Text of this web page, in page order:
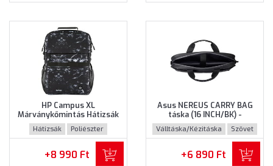
HP Campus XL
Márványkőmintás Hátizsák
(7K0E2AA) - Maximum 16.1"
méretű notebookokhoz,
Márványkőmintás színben
Hátizsák Poliészter
+8 990 Ft
Asus NEREUS CARRY BAG
táska (16 INCH/BK) -
Maximum 16" méretű
notebookokhoz, Fekete
színben
Válltáska/Kézitáska Szövet
+6 890 Ft